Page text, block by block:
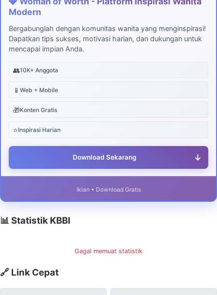
Modern
Bergabunglah dengan komunitas wanita yang menginspirasi!
Dapatkan tips sukses, motivasi harian, dan dukungan untuk
mencapai impian Anda.
👥10K+ Anggota
📱 Web + Mobile
🎁Konten Gratis
⭐Inspirasi Harian
Download Sekarang ↓
Iklan • Download Gratis
📊 Statistik KBBI
Gagal memuat statistik
🔗 Link Cepat